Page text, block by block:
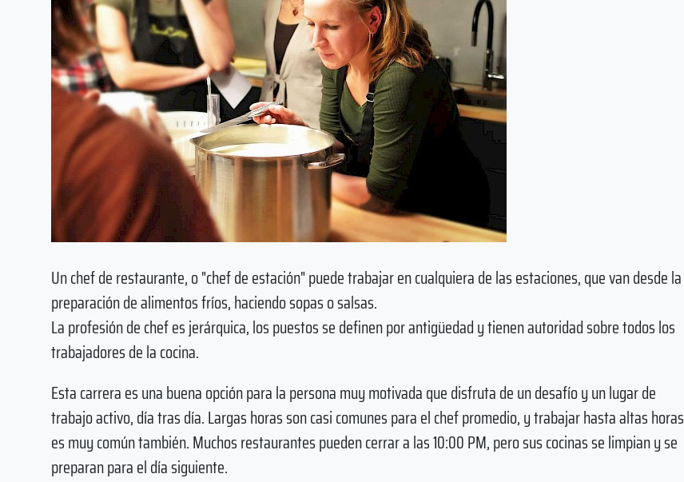
Un chef de restaurante, o "chef de estación" puede trabajar en cualquiera de las estaciones, que van desde la
preparación de alimentos fríos, haciendo sopas o salsas.
La profesión de chef es jerárquica, los puestos se definen por antigüedad y tienen autoridad sobre todos los
trabajadores de la cocina.
Esta carrera es una buena opción para la persona muy motivada que disfruta de un desafío y un lugar de
trabajo activo, día tras día. Largas horas son casi comunes para el chef promedio, y trabajar hasta altas horas
es muy común también. Muchos restaurantes pueden cerrar a las 10:00 PM, pero sus cocinas se limpian y se
preparan para el día siguiente.